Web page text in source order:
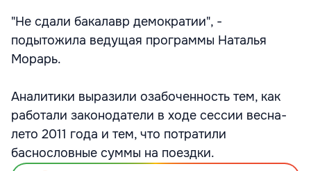
"Не сдали бакалавр демократии", -
подытожила ведущая программы Наталья
Морарь.
Аналитики выразили озабоченность тем, как
работали законодатели в ходе сессии весна-
лето 2011 года и тем, что потратили
баснословные суммы на поездки.